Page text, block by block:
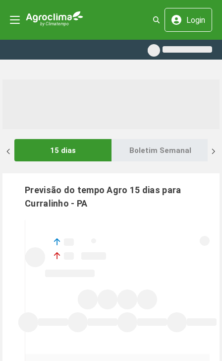
Login
15 dias Boletim Semanal
Previsão do tempo Agro 15 dias para
Curralinho - PA